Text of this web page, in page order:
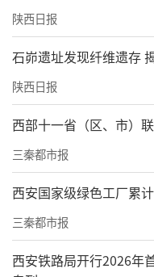
景区福利是本次权
腾龙洞、神农溪
山、神农架天燕、
三国赤壁古战场9
围，同步覆盖78
陕西日报
石峁遗址发现纤维遗存
陕西日报
西部十一省（区、市）
三秦都市报
西安国家级绿色工厂累
三秦都市报
西安铁路局开行2026年